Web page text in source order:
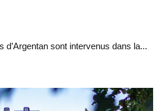
d’Argentan sont intervenus dans la...